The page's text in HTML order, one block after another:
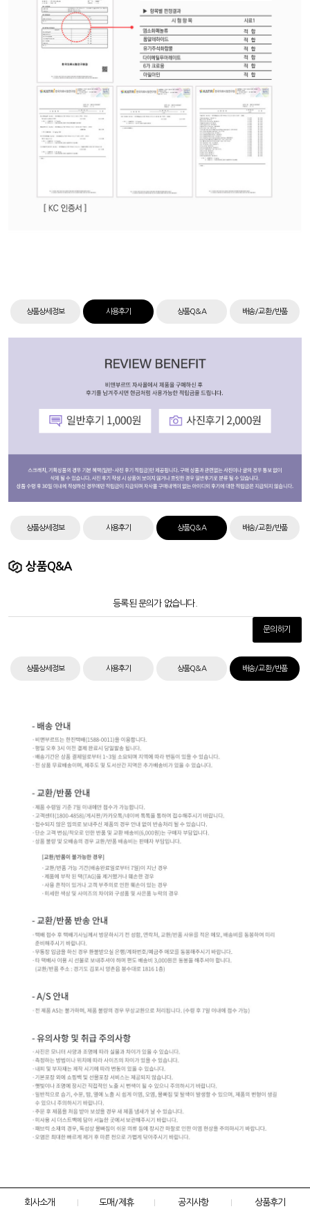
상품상세정보 사용후기 상품Q&A 배송/교환/반품
상품상세정보 사용후기 상품Q&A 배송/교환/반품
상품Q&A
등록된 문의가 없습니다.
문의하기
상품상세정보 사용후기 상품Q&A 배송/교환/반품
회사소개 도매/제휴 공지사항 상품후기